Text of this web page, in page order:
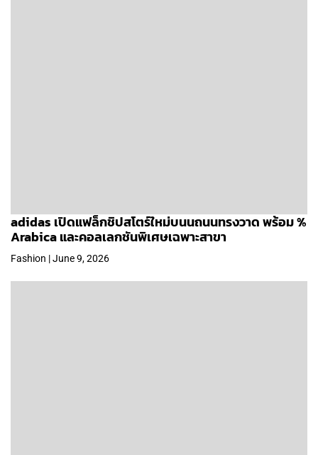
adidas เปิดแฟล็กชิปสโตร์ใหม่บนนถนนทรงวาด พร้อม %
Arabica และคอลเลกชันพิเศษเฉพาะสาขา
Fashion | June 9, 2026